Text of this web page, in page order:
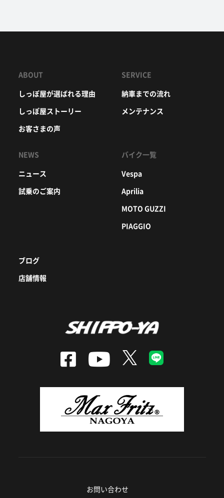
ABOUT
しっぽ屋が選ばれる理由
しっぽ屋ストーリー
お客さまの声
NEWS
ニュース
試乗のご案内
SERVICE
納車までの流れ
メンテナンス
バイク一覧
Vespa
Aprilia
MOTO GUZZI
PIAGGIO
ブログ
店舗情報
お問い合わせ